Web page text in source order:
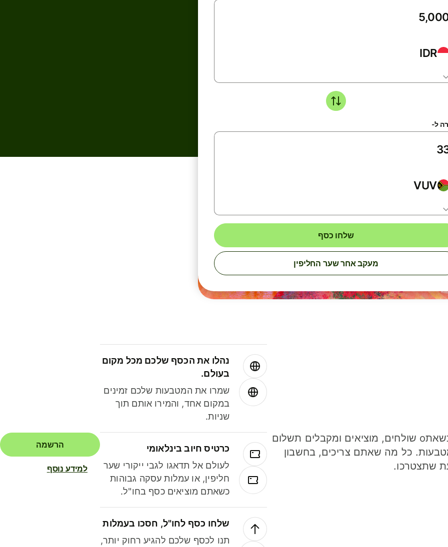
IDR
ל-
VUV
שלחו כסף
מעקב אחר שער החליפין
חסכו כסף כשאתo שולחים, מוציאים ומקבלים תשלום
40 מטבעות. כל מה שאתם צריכים, בחשבון
שתצטרכו.
נהלו את הכסף שלכם מכל מקום
בעולם.
שמרו את המטבעות שלכם זמינים
במקום אחד, והמירו אותם תוך
שניות.
כרטיס חיוב בינלאומי
לעולם אל תדאגו לגבי ייקורי שער
חליפין, או עמלות עסקה גבוהות
כשאתם מוציאים כסף בחו"ל.
שלחו כסף לחו"ל, חסכו בעמלות
תנו לכסף שלכם להגיע רחוק יותר,
הרשמה
למידע נוסף